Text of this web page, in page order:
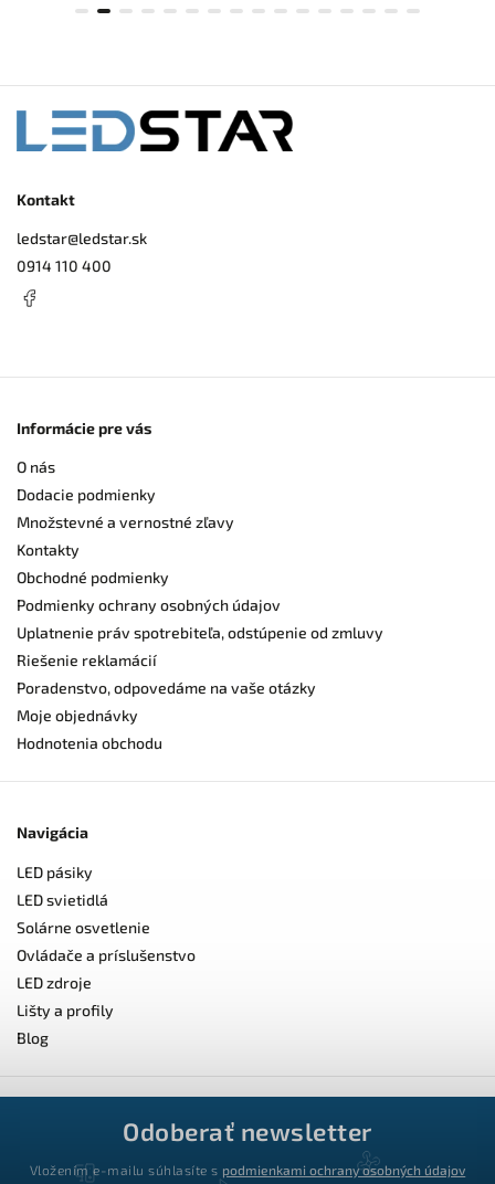
Kontakt
ledstar@ledstar.sk
0914 110 400
Informácie pre vás
O nás
Dodacie podmienky
Množstevné a vernostné zľavy
Kontakty
Obchodné podmienky
Podmienky ochrany osobných údajov
Uplatnenie práv spotrebiteľa, odstúpenie od zmluvy
Riešenie reklamácií
Poradenstvo, odpovedáme na vaše otázky
Moje objednávky
Hodnotenia obchodu
Navigácia
LED pásiky
LED svietidlá
Solárne osvetlenie
Ovládače a príslušenstvo
LED zdroje
Lišty a profily
Blog
Odoberať newsletter
Vložením e-mailu súhlasíte s podmienkami ochrany osobných údajov